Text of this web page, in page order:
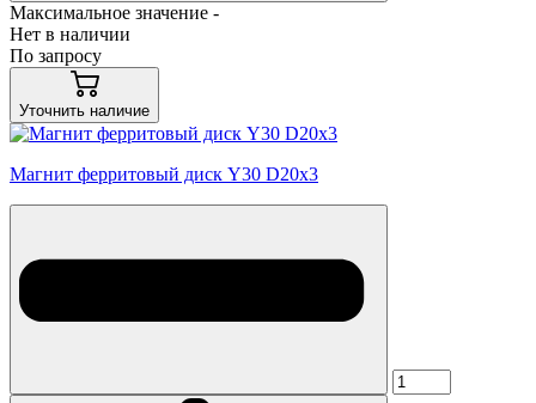
Максимальное значение -
Нет в наличии
По запросу
Уточнить наличие
Магнит ферритовый диск Y30 D20x3